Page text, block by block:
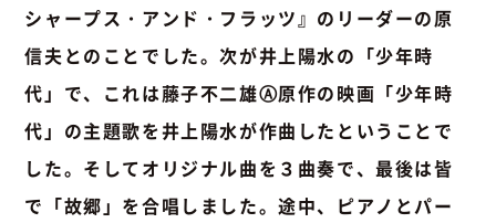
シャープス・アンド・フラッツ』のリーダーの原
信夫とのことでした。次が井上陽水の「少年時
代」で、これは藤子不二雄Ⓐ原作の映画「少年時
代」の主題歌を井上陽水が作曲したということで
した。そしてオリジナル曲を３曲奏で、最後は皆
で「故郷」を合唱しました。途中、ピアノとパー